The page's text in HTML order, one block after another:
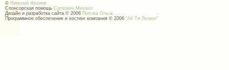
© Николай Фролов
Спонсорская помощь Саталкин Михаил
Дизайн и разработка сайта © 2006 Попова Ольга
Программное обеспечение и хостинг компания © 2006 "Ай Ти Легион"